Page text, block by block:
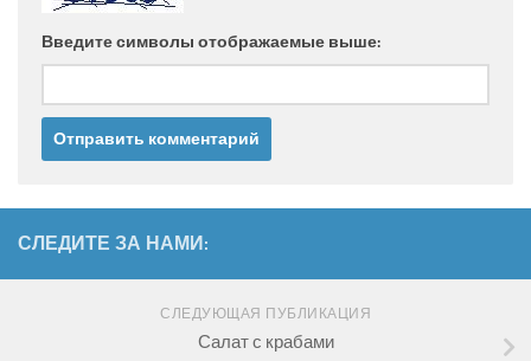
Введите символы отображаемые выше:
СЛЕДИТЕ ЗА НАМИ:
СЛЕДУЮЩАЯ ПУБЛИКАЦИЯ
Салат с крабами